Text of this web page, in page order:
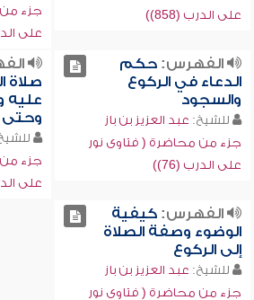
على الدرب (858))
جزء من
على
الفهرس:حكم
الدعاء في الركوع
والسجود
للشيخ: عبد العزيز بن باز
جزء من محاضرة ( فتاوى نور
على الدرب (76))
صلاة
عليه
وحتى
جزء من
على
الفهرس:كيفية
الوضوء وصفة الصلاة
إلى الركوع
للشيخ: عبد العزيز بن باز
جزء من محاضرة ( فتاوى نور